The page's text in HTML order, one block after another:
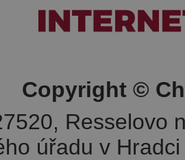
Copyright ©
Resselovo
úřadu v